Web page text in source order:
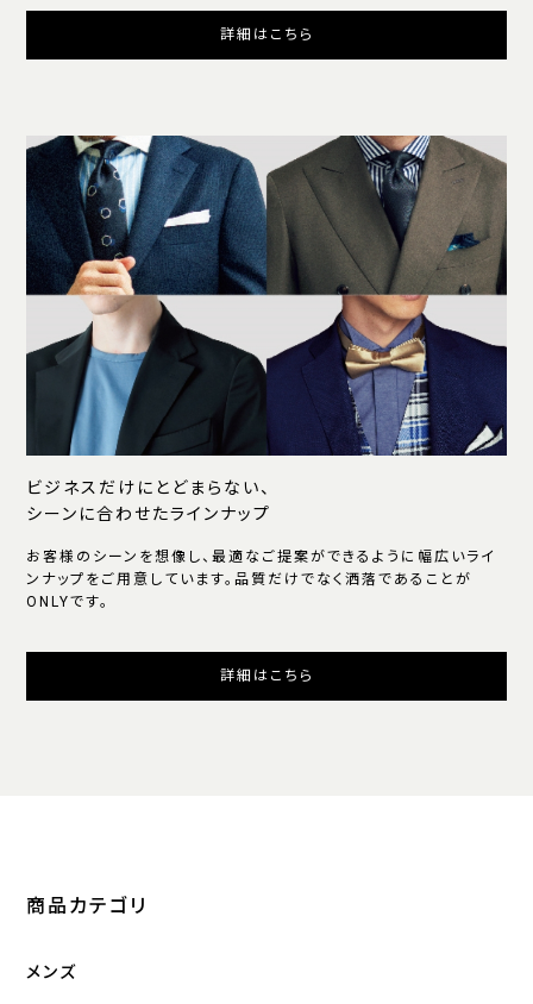
詳細はこちら
ビジネスだけにとどまらない、
シーンに合わせたラインナップ
お客様のシーンを想像し、最適なご提案ができるように幅広いライ
ンナップをご用意しています。品質だけでなく洒落であることが
ONLYです。
詳細はこちら
商品カテゴリ
メンズ